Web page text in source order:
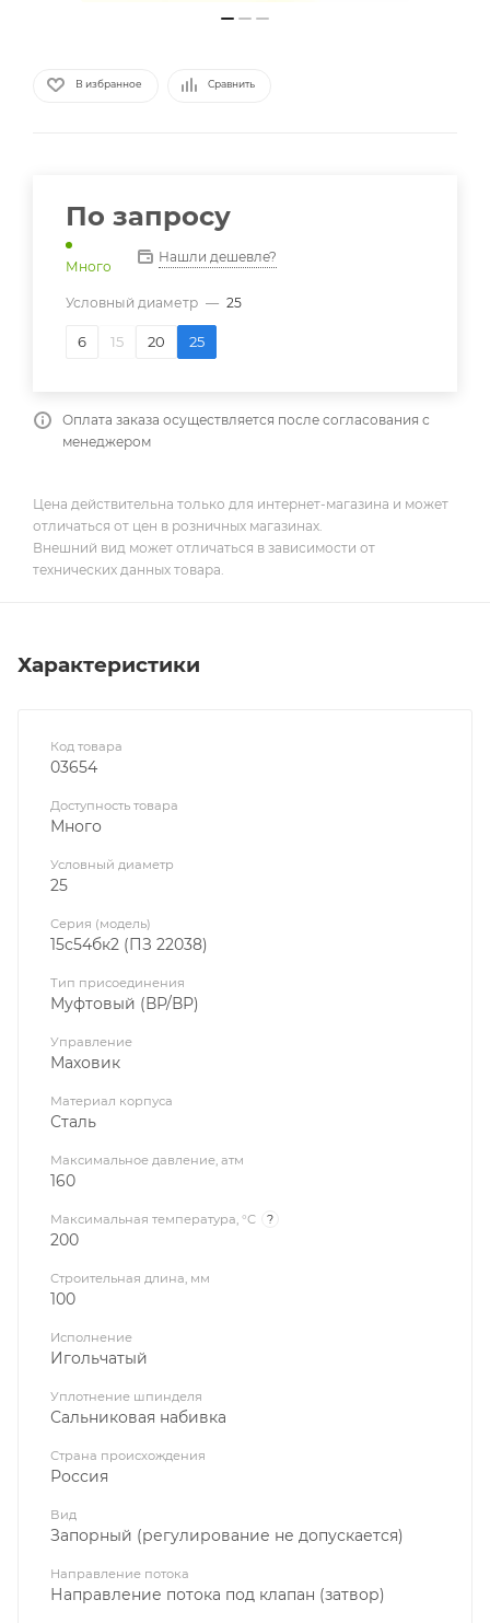
В избранное Сравнить
По запросу
Много
Нашли дешевле?
Условный диаметр — 25
6 15 20 25
Оплата заказа осуществляется после согласования с
менеджером
Цена действительна только для интернет-магазина и может
отличаться от цен в розничных магазинах.
Внешний вид может отличаться в зависимости от
технических данных товара.
Характеристики
Код товара
03654
Доступность товара
Много
Условный диаметр
25
Серия (модель)
15с54бк2 (ПЗ 22038)
Тип присоединения
Муфтовый (ВР/ВР)
Управление
Маховик
Материал корпуса
Сталь
Максимальное давление, атм
160
Максимальная температура, °C ?
200
Строительная длина, мм
100
Исполнение
Игольчатый
Уплотнение шпинделя
Сальниковая набивка
Страна происхождения
Россия
Вид
Запорный (регулирование не допускается)
Направление потока
Направление потока под клапан (затвор)